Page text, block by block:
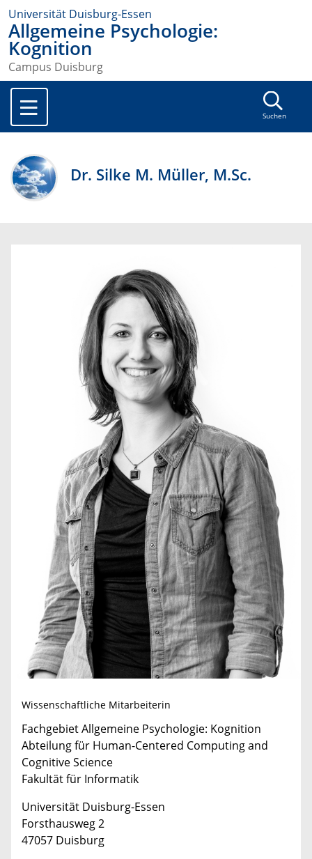
Universität Duisburg-Essen
Allgemeine Psychologie:
Kognition
Campus Duisburg
Suchen
Dr. Silke M. Müller, M.Sc.
Wissenschaftliche Mitarbeiterin
Fachgebiet Allgemeine Psychologie: Kognition
Abteilung für Human-Centered Computing and
Cognitive Science
Fakultät für Informatik
Universität Duisburg-Essen
Forsthausweg 2
47057 Duisburg